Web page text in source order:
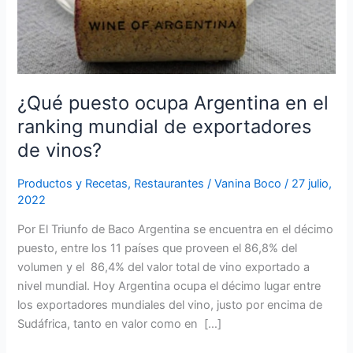
¿Qué puesto ocupa Argentina en el
ranking mundial de exportadores
de vinos?
Productos y Recetas, Restaurantes /Vanina Boco/ 27 julio,
2022
Por El Triunfo de Baco Argentina se encuentra en el décimo
puesto, entre los 11 países que proveen el 86,8% del
volumen y el 86,4% del valor total de vino exportado a
nivel mundial. Hoy Argentina ocupa el décimo lugar entre
los exportadores mundiales del vino, justo por encima de
Sudáfrica, tanto en valor como en […]
mundial
de
exportadores
de